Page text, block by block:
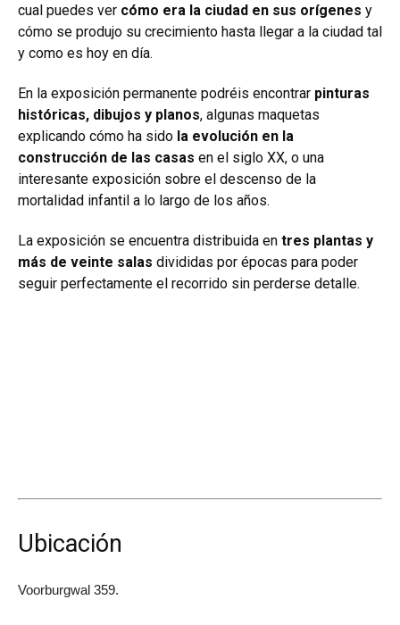
cual puedes ver cómo era la ciudad en sus orígenes y
cómo se produjo su crecimiento hasta llegar a la ciudad tal
y como es hoy en día.
En la exposición permanente podréis encontrar pinturas
históricas, dibujos y planos, algunas maquetas
explicando cómo ha sido la evolución en la
construcción de las casas en el siglo XX, o una
interesante exposición sobre el descenso de la
mortalidad infantil a lo largo de los años.
La exposición se encuentra distribuida en tres plantas y
más de veinte salas divididas por épocas para poder
seguir perfectamente el recorrido sin perderse detalle.
Ubicación
Voorburgwal 359.